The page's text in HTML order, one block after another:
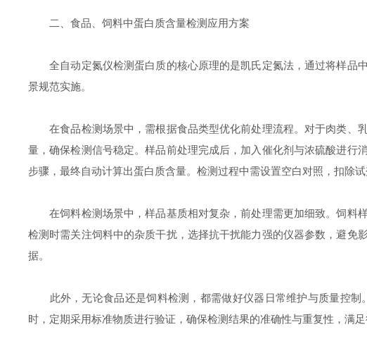
二、食品、饲料中蛋白质含量检测应用方案
全自动定氮仪检测蛋白质的核心原理的是凯氏定氮法，通过将样品
景规范实施。
在食品检测场景中，需根据食品类型优化前处理流程。对于肉类、
量，确保检测信号稳定。样品前处理完成后，加入催化剂与浓硫酸进
步骤，最终自动计算出蛋白质含量。检测过程中需设置空白对照，扣除
在饲料检测场景中，样品基质相对复杂，前处理需更加细致。饲料样
检测时需关注饲料中的杂质干扰，选择抗干扰能力强的仪器参数，避
据。
此外，无论食品还是饲料检测，都需做好仪器日常维护与质量控制
时，定期采用标准物质进行验证，确保检测结果的准确性与重复性，满足